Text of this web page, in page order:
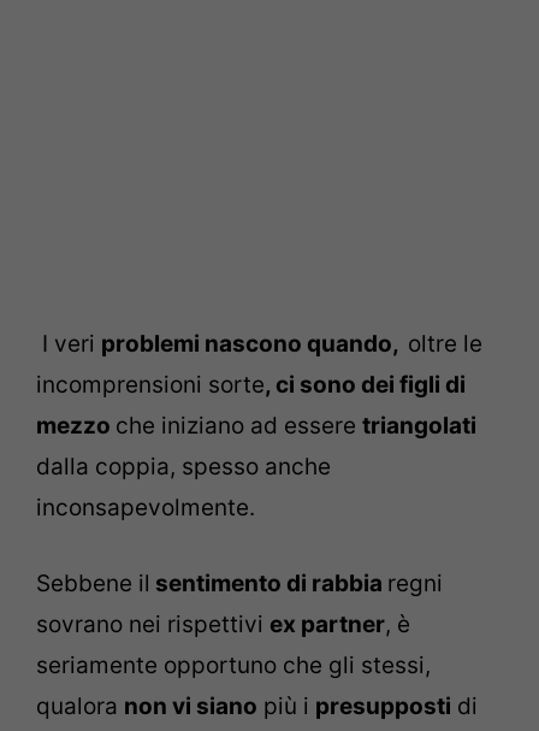
I veri problemi nascono quando, oltre le
incomprensioni sorte, ci sono dei figli di
mezzo che iniziano ad essere triangolati
dalla coppia, spesso anche
inconsapevolmente.
Sebbene il sentimento di rabbia regni
sovrano nei rispettivi ex partner, è
seriamente opportuno che gli stessi,
qualora non vi siano più i presupposti di